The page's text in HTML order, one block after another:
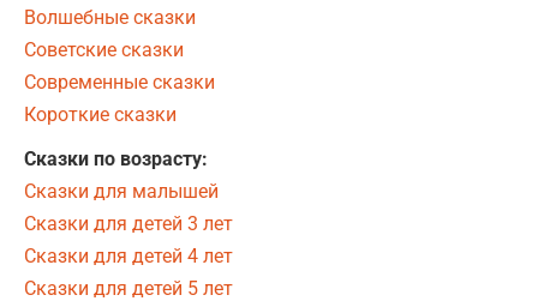
Волшебные сказки
Советские сказки
Современные сказки
Короткие сказки
Сказки по возрасту:
Сказки для малышей
Сказки для детей 3 лет
Сказки для детей 4 лет
Сказки для детей 5 лет